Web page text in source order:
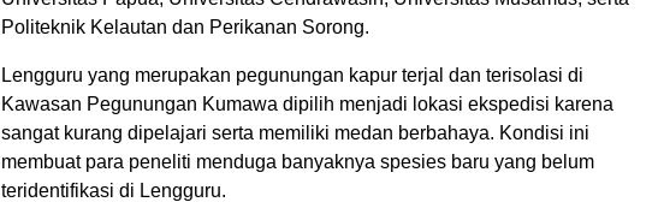
Politeknik Kelautan dan Perikanan Sorong.
Lengguru yang merupakan pegunungan kapur terjal dan terisolasi di
Kawasan Pegunungan Kumawa dipilih menjadi lokasi ekspedisi karena
sangat kurang dipelajari serta memiliki medan berbahaya. Kondisi ini
membuat para peneliti menduga banyaknya spesies baru yang belum
teridentifikasi di Lengguru.